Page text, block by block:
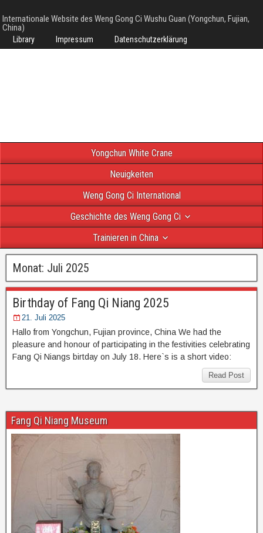
Internationale Website des Weng Gong Ci Wushu Guan (Yongchun, Fujian,
China)
Library Impressum Datenschutzerklärung
Yongchun White Crane
Neuigkeiten
Weng Gong Ci International
Geschichte des Weng Gong Ci
Trainieren in China
Monat: Juli 2025
Birthday of Fang Qi Niang 2025
21. Juli 2025
Hallo from Yongchun, Fujian province, China We had the
pleasure and honour of participating in the festivities celebrating
Fang Qi Niangs birtday on July 18. Here`s is a short video:
Read Post
Fang Qi Niang Museum